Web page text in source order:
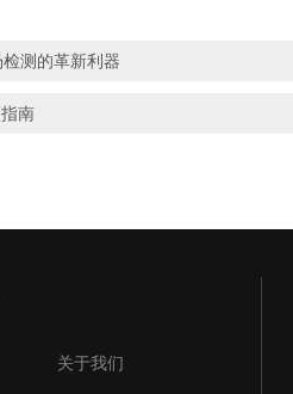
测的革新利器
南
关于我们